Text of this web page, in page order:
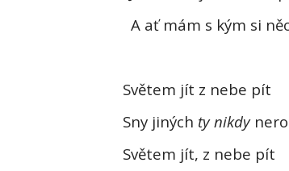
A ať mám s kým si
Světem jít z nebe pít
Sny jiných ty nikdy
Světem jít, z nebe pít